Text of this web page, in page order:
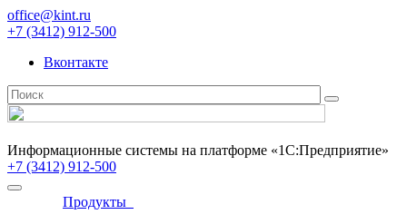
office@kint.ru
+7 (3412) 912-500
Вконтакте
Информационные системы на платформе «1С:Предприятие»
+7 (3412) 912-500
Продукты